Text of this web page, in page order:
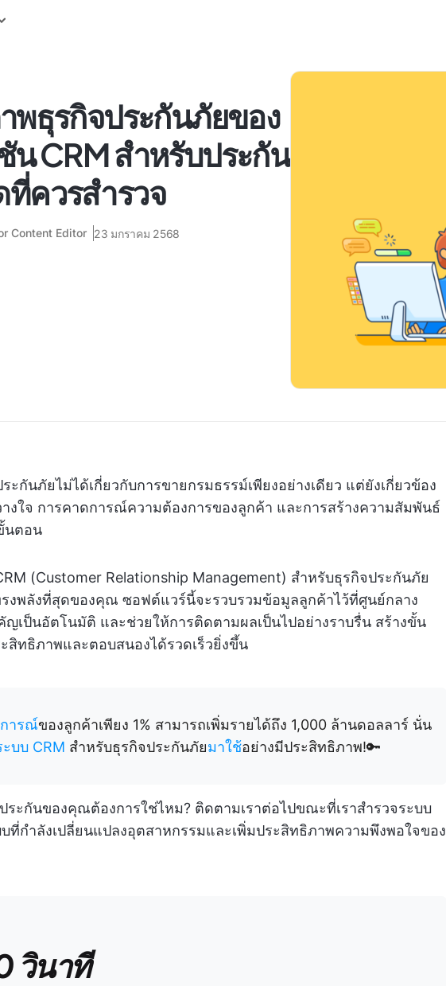
พธุรกิจประกันภัยของ
CRM สำหรับประกัน
ควรสำรวจ
Content Editor 23 มกราคม 2568
ะกันภัยไม่ได้เกี่ยวกับการขายกรมธรรม์เพียงอย่างเดียว แต่ยังเกี่ยวข้อง
างใจ การคาดการณ์ความต้องการของลูกค้า และการสร้างความสัมพันธ์
นตอน
(Customer Relationship Management) สำหรับธุรกิจประกันภัย
งพลังที่สุดของคุณ ซอฟต์แวร์นี้จะรวบรวมข้อมูลลูกค้าไว้ที่ศูนย์กลาง
ญเป็นอัตโนมัติ และช่วยให้การติดตามผลเป็นไปอย่างราบรื่น สร้างขั้น
สิทธิภาพและตอบสนองได้รวดเร็วยิ่งขึ้น
การณ์ของลูกค้าเพียง 1% สามารถเพิ่มรายได้ถึง 1,000 ล้านดอลลาร์ นั่น
บบ CRM สำหรับธุรกิจประกันภัยมาใช้อย่างมีประสิทธิภาพ!🔑
ระกันของคุณต้องการใช่ไหม? ติดตามเราต่อไปขณะที่เราสำรวจระบบ
ที่กำลังเปลี่ยนแปลงอุตสาหกรรมและเพิ่มประสิทธิภาพความพึงพอใจของ
วินาที